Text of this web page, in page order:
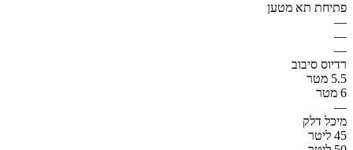
פתיחת תא מטען
—
—
—
רדיוס סיבוב
5.5 מטר
6 מטר
—
מיכל דלק
45 ליטר